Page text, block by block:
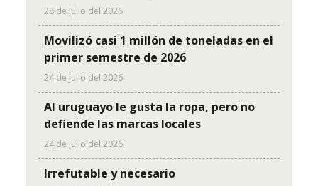
28 de Julio del 2026
Movilizó casi 1 millón de toneladas en el
primer semestre de 2026
24 de Julio del 2026
Al uruguayo le gusta la ropa, pero no
defiende las marcas locales
24 de Julio del 2026
Irrefutable y necesario